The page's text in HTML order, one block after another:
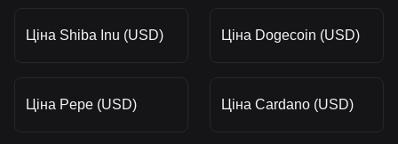
Ціна Shiba Inu (USD) Ціна Dogecoin (USD)
Ціна Pepe (USD) Ціна Cardano (USD)